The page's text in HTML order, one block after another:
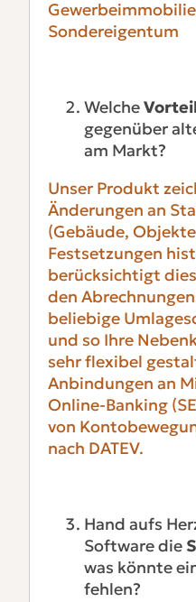
Sondereigentum
Welche
gegenüber
am Markt?
Unser Produkt
Änderungen an
(Gebäude,
Festsetzungen
berücksichtigt
den
beliebige
und so Ihre
sehr flexibel
Anbindungen an
Online-Banking
von
nach DATEV.
Hand aufs
Software die
was könnte
fehlen?